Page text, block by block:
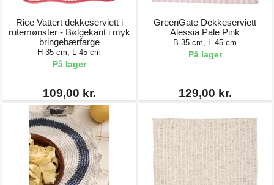
Rice Vattert dekkeserviett i
rutemønster - Bølgekant i myk
bringebærfarge
H 35 cm, L 45 cm
På lager
109,00 kr.
GreenGate Dekkeserviett
Alessia Pale Pink
B 35 cm, L 45 cm
På lager
129,00 kr.